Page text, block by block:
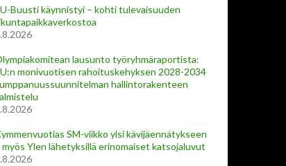
Buusti käynnistyi – kohti tulevaisuuden
lausunto työryhmäraportista:
monivuotisen rahoituskehyksen 2028-2034
hallintorakenteen
SM-viikko ylsi kävijäennätykseen
myös Ylen lähetyksillä erinomaiset katsojaluvut